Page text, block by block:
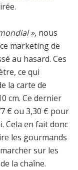
», nous
marketing de
au hasard. Ces
ce qui
la carte de
cm. Ce dernier
€ ou 3,30 € pour
Cela en fait donc
les gourmands
sur les
la chaîne.